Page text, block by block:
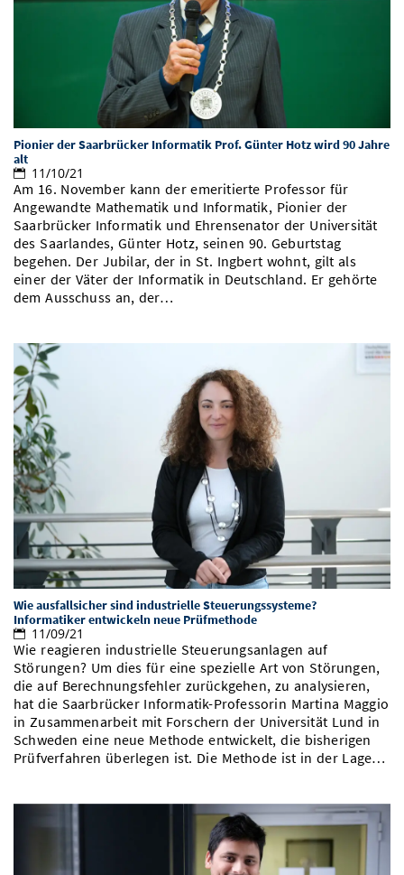
Vom Studium in den Beruf
Study Scheduler
Open Science/Open Access
IT-Themenabend
Zahlen & Fakten
Preise, Auszeichnungen und Förderungen
SIC Merchandise
SIC Podcast
AnsprechpartnerInnen, Personen, Forschungsgruppen
Termine, Vorträge und Veranstaltungen
Alumni
Pionier der Saarbrücker Informatik Prof. Günter Hotz wird 90 Jahre
alt
11/10/21
Am 16. November kann der emeritierte Professor für
Angewandte Mathematik und Informatik, Pionier der
Saarbrücker Informatik und Ehrensenator der Universität
des Saarlandes, Günter Hotz, seinen 90. Geburtstag
begehen. Der Jubilar, der in St. Ingbert wohnt, gilt als
einer der Väter der Informatik in Deutschland. Er gehörte
dem Ausschuss an, der…
Wie ausfallsicher sind industrielle Steuerungssysteme?
Informatiker entwickeln neue Prüfmethode
11/09/21
Wie reagieren industrielle Steuerungsanlagen auf
Störungen? Um dies für eine spezielle Art von Störungen,
die auf Berechnungsfehler zurückgehen, zu analysieren,
hat die Saarbrücker Informatik-Professorin Martina Maggio
in Zusammenarbeit mit Forschern der Universität Lund in
Schweden eine neue Methode entwickelt, die bisherigen
Prüfverfahren überlegen ist. Die Methode ist in der Lage…